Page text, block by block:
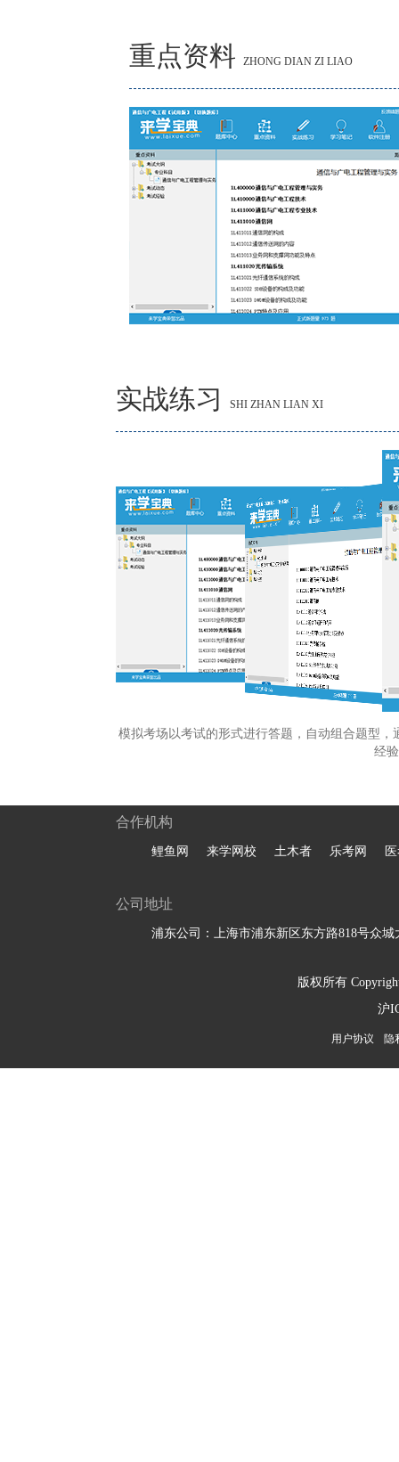
重点资料 ZHONG DIAN ZI LIAO
实战练习 SHI ZHAN LIAN XI
模拟考场以考试的形式进行答题，自动组合题型
经
合作机构
鲤鱼网 来学网校 土木者 乐考网
公司地址
浦东公司：上海市浦东新区东方路818号众城
版权所有
沪
用户协议 隐